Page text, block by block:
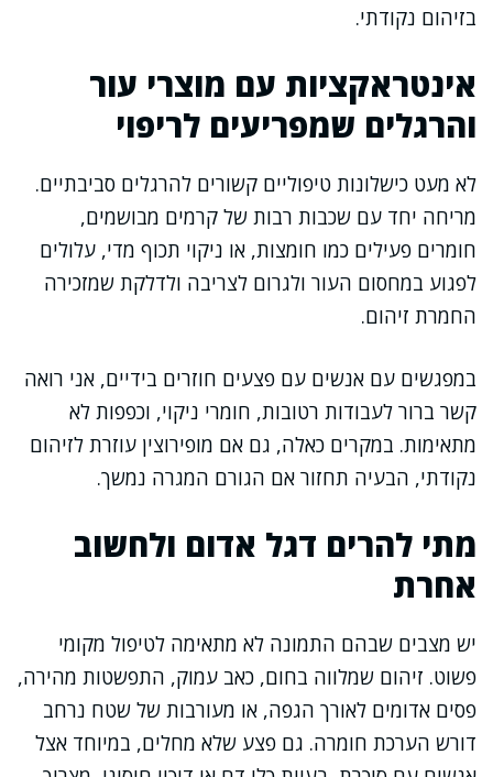
בזיהום נקודתי.
אינטראקציות עם מוצרי עור
והרגלים שמפריעים לריפוי
לא מעט כישלונות טיפוליים קשורים להרגלים סביבתיים.
מריחה יחד עם שכבות רבות של קרמים מבושמים,
חומרים פעילים כמו חומצות, או ניקוי תכוף מדי, עלולים
לפגוע במחסום העור ולגרום לצריבה ולדלקת שמזכירה
החמרת זיהום.
במפגשים עם אנשים עם פצעים חוזרים בידיים, אני רואה
קשר ברור לעבודות רטובות, חומרי ניקוי, וכפפות לא
מתאימות. במקרים כאלה, גם אם מופירוצין עוזרת לזיהום
נקודתי, הבעיה תחזור אם הגורם המגרה נמשך.
מתי להרים דגל אדום ולחשוב
אחרת
יש מצבים שבהם התמונה לא מתאימה לטיפול מקומי
פשוט. זיהום שמלווה בחום, כאב עמוק, התפשטות מהירה,
פסים אדומים לאורך הגפה, או מעורבות של שטח נרחב
דורש הערכת חומרה. גם פצע שלא מחלים, במיוחד אצל